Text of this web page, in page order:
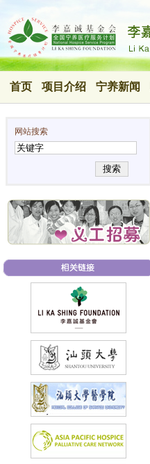
首页 项目介绍 宁养新闻
网站搜索
搜索